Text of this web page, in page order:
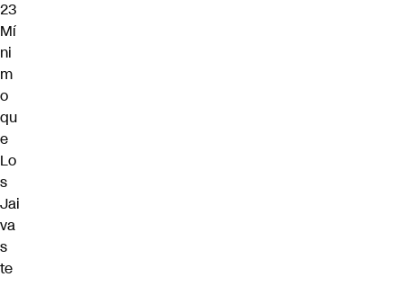
23
Mí
ni
m
o
qu
e
Lo
s
Jai
va
s
te